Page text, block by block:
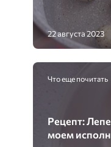
22 августа 2023
Что еще почитать
Рецепт:
моем